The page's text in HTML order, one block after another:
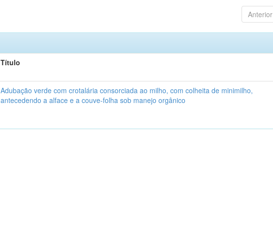
Anterior
Título
Adubação verde com crotalária consorciada ao milho, com colheita de minimilho,
antecedendo a alface e a couve-folha sob manejo orgânico